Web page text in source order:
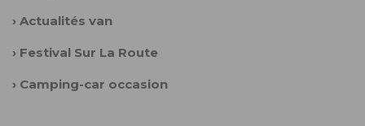
› Actualités van
› Festival Sur La Route
› Camping-car occasion